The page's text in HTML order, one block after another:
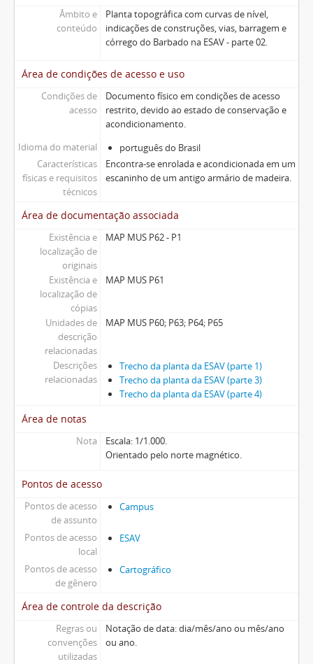
Âmbito e
conteúdo
Planta topográfica com curvas de nível,
indicações de construções, vias, barragem e
córrego do Barbado na ESAV - parte 02.
Área de condições de acesso e uso
Condições de
acesso
Documento físico em condições de acesso
restrito, devido ao estado de conservação e
acondicionamento.
Idioma do material
português do Brasil
Características
físicas e requisitos
técnicos
Encontra-se enrolada e acondicionada em um
escaninho de um antigo armário de madeira.
Área de documentação associada
Existência e
localização de
originais
MAP MUS P62 - P1
Existência e
localização de
cópias
MAP MUS P61
Unidades de
descrição
relacionadas
MAP MUS P60; P63; P64; P65
Descrições
relacionadas
Trecho da planta da ESAV (parte 1)
Trecho da planta da ESAV (parte 3)
Trecho da planta da ESAV (parte 4)
Área de notas
Nota
Escala: 1/1.000.
Orientado pelo norte magnético.
Pontos de acesso
Pontos de acesso
de assunto
Campus
Pontos de acesso
local
ESAV
Pontos de acesso
de gênero
Cartográfico
Área de controle da descrição
Regras ou
convenções
utilizadas
Notação de data: dia/mês/ano ou mês/ano
ou ano.